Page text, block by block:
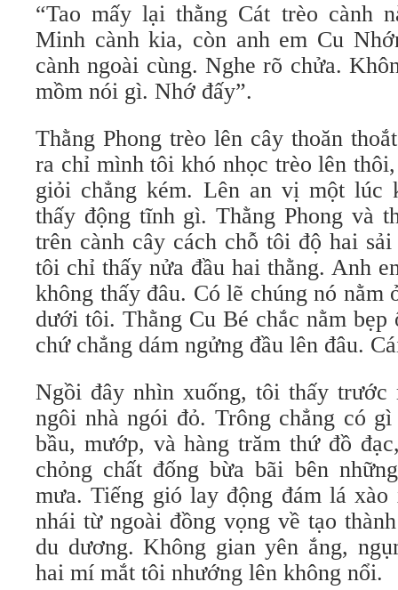
“Tao mấy lại thằng Cát trèo cành
Minh cành kia, còn anh em Cu
cành ngoài cùng. Nghe rõ chửa.
mồm nói gì. Nhớ đấy”.
Thằng Phong trèo lên cây thoăn
ra chỉ mình tôi khó nhọc trèo lên
giỏi chẳng kém. Lên an vị một lúc
thấy động tĩnh gì. Thằng Phong và
trên cành cây cách chỗ tôi độ hai
tôi chỉ thấy nửa đầu hai thằng. Anh
không thấy đâu. Có lẽ chúng nó nằm
dưới tôi. Thằng Cu Bé chắc nằm
chứ chẳng dám ngửng đầu lên đâu.
Ngồi đây nhìn xuống, tôi thấy trước
ngôi nhà ngói đỏ. Trông chẳng có
bầu, mướp, và hàng trăm thứ đồ
chỏng chất đống bừa bãi bên
mưa. Tiếng gió lay động đám lá xào
nhái từ ngoài đồng vọng về tạo
du dương. Không gian yên ắng,
hai mí mắt tôi nhướng lên không nổi.